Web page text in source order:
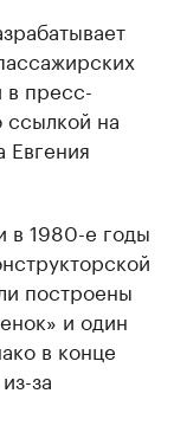
пресс-
ссылкой на
Евгения
в 1980-е годы
построены
и один
в конце
за